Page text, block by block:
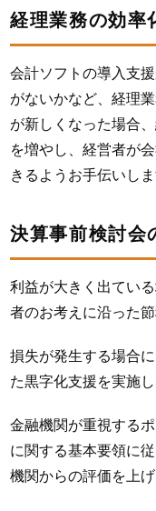
経理業務の効率
会計ソフトの導入支
がないかなど、経理
が新しくなった場合
を増やし、経営者が
きるようお手伝いしま
決算事前検討会
利益が大きく出てい
者のお考えに沿った
損失が発生する場合
た黒字化支援を実施し
金融機関が重視する
に関する基本要領に
機関からの評価を上